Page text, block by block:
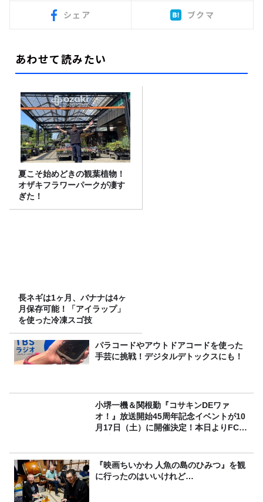
シェア ブクマ
あわせて読みたい
夏こそ始めどきの観葉植物！
オザキフラワーパークが凄す
ぎた！
長ネギは1ヶ月、バナナは4ヶ
月保存可能！「アイラップ」
を使った冷凍スゴ技
パラコードやアウトドアコードを使った
手芸に挑戦！デジタルデトックスにも！
小堺一機＆関根勤『コサキンDEワァ
オ！』放送開始45周年記念イベントが10
月17日（土）に開催決定！本日よりFC先
『映画ちいかわ 人魚の島のひみつ』を観
に行ったのはいいけれど…